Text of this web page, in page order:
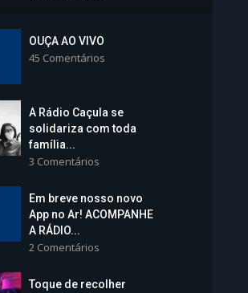
Colégios da Polícia...
Prefeita Sheila Lemos
posse nesta...
1.101 Modos de exibição
OUÇA AO VIVO
45 Comentários
A Rádio Caçula se
solidariza com toda
família...
3 Comentários
Em breve nosso novo
App no Ar! ACOMPANHE
A RÁDIO...
2 Comentários
Toque de recolher